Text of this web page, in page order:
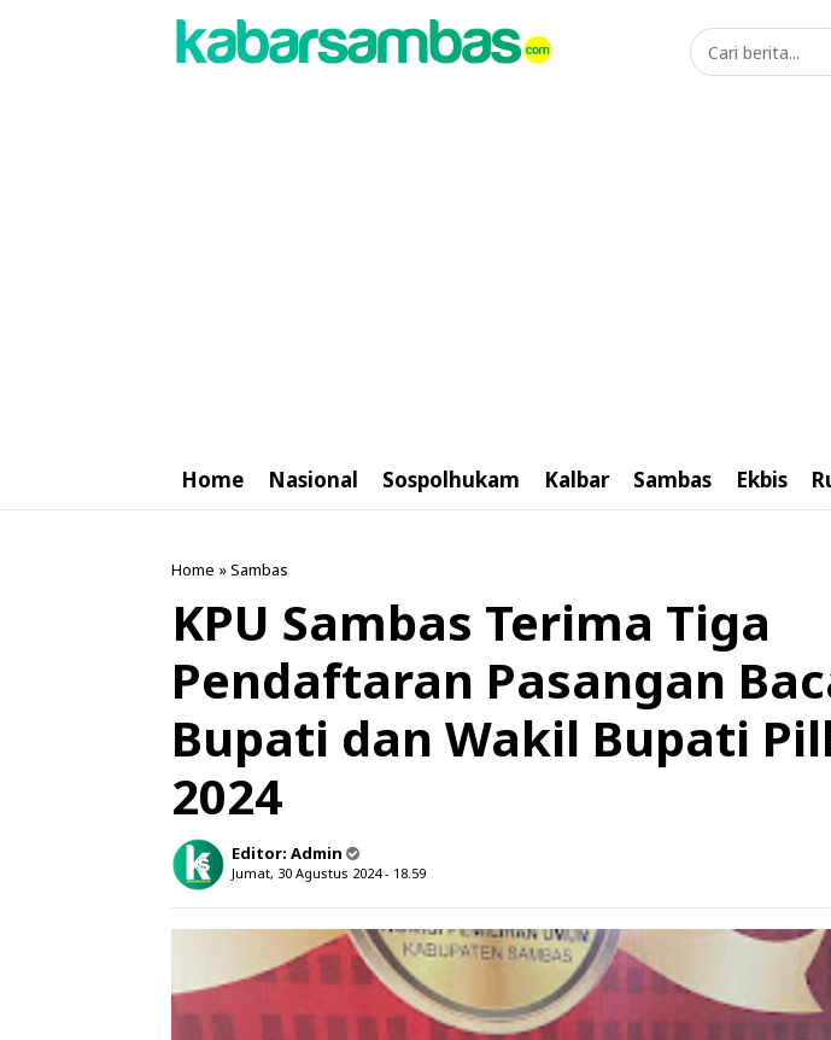
Home Nasional Sospolhukam Kalbar Sambas Ekbis
Home »Sambas
KPU Sambas Terima Tiga
Pendaftaran Pasangan
Bupati dan Wakil Bupati
2024
Editor: Admin
Jumat, 30 Agustus 2024 - 18.59